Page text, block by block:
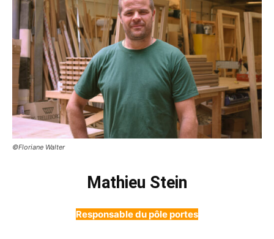
©Floriane Walter
Mathieu Stein
Responsable du pôle portes